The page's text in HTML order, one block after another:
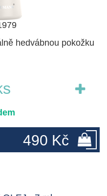
hedvábnou pokožku
490 Kč